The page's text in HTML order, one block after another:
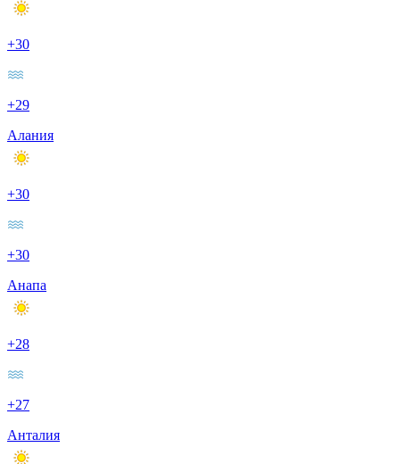
+30
+29
Алания
+30
+30
Анапа
+28
+27
Анталия